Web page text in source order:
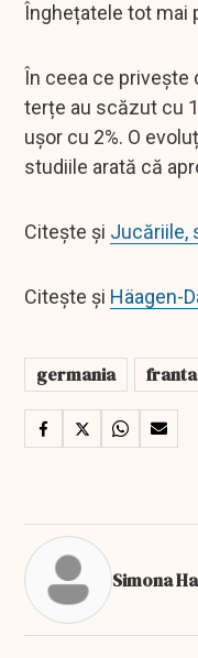
Înghețatele tot mai
În ceea ce
terțe au scăzut cu
ușor cu 2%. O
studiile arată că
Citește și Jucăriile,
Citește și Häagen-
germania franta
Simona